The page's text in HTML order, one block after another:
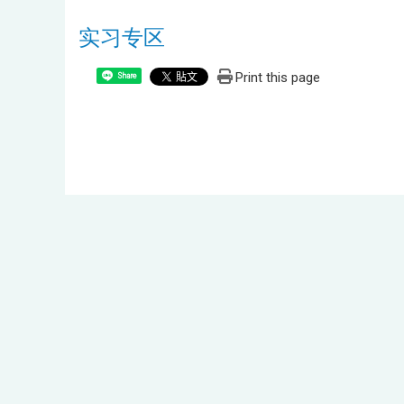
实习专区
Share Print this page